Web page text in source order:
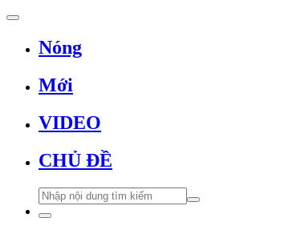
Nóng
Mới
VIDEO
CHỦ ĐỀ